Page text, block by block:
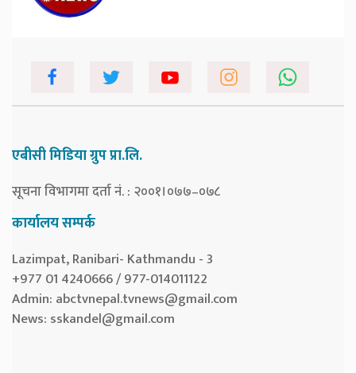
एबीसी मिडिया ग्रुप प्रा.लि.
सूचना विभागमा दर्ता नं. : २००१।०७७–०७८
कार्यालय सम्पर्क
Lazimpat, Ranibari- Kathmandu - 3
+977 01 4240666 / 977-014011122
Admin: abctvnepal.tvnews@gmail.com
News: sskandel@gmail.com